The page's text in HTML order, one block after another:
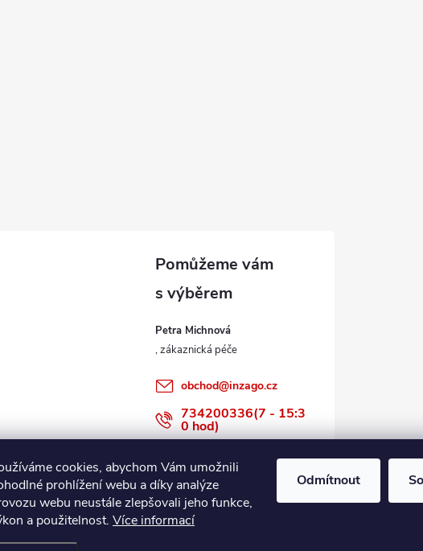
cookies, abychom Vám umožnili
prohlížení webu a díky analýze
webu neustále zlepšovali jeho funkce,
a použitelnost. Více informací
Odmítnout
Petra Michnová
obchod@inzago.cz
734200336(7 - 15:3
0 hod)